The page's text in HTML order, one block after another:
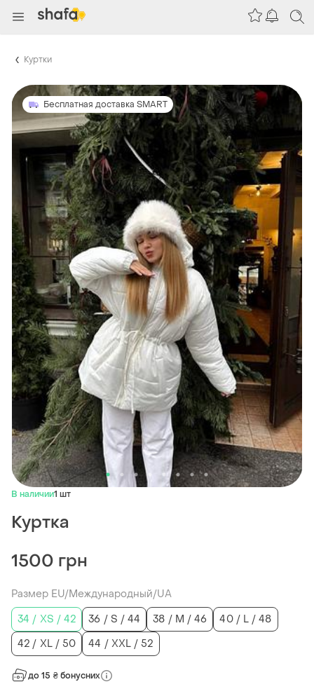
Куртки
Бесплатная доставка SMART
В наличии1 шт
Куртка
1500 грн
Размер EU/Международный/UA
34 / XS / 42
36 / S / 44 38 / M / 46
40 / L / 48
42 / XL / 50
44 / XXL / 52
до 15 ₴ бонусних